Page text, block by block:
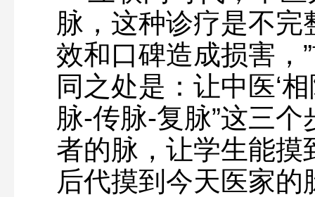
脉，这种诊疗是不
效和口碑造成损害，
同之处是：让中医‘
脉-传脉-复脉”这三
者的脉，让学生能摸
后代摸到今天医家